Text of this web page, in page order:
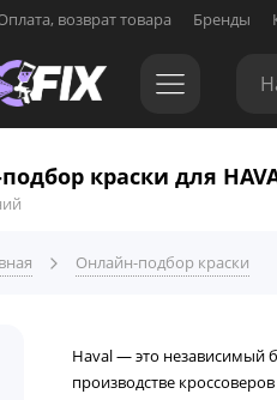
возврат товара Бренды
краски для
Онлайн-подбор краски
Haval — это независимый
производстве